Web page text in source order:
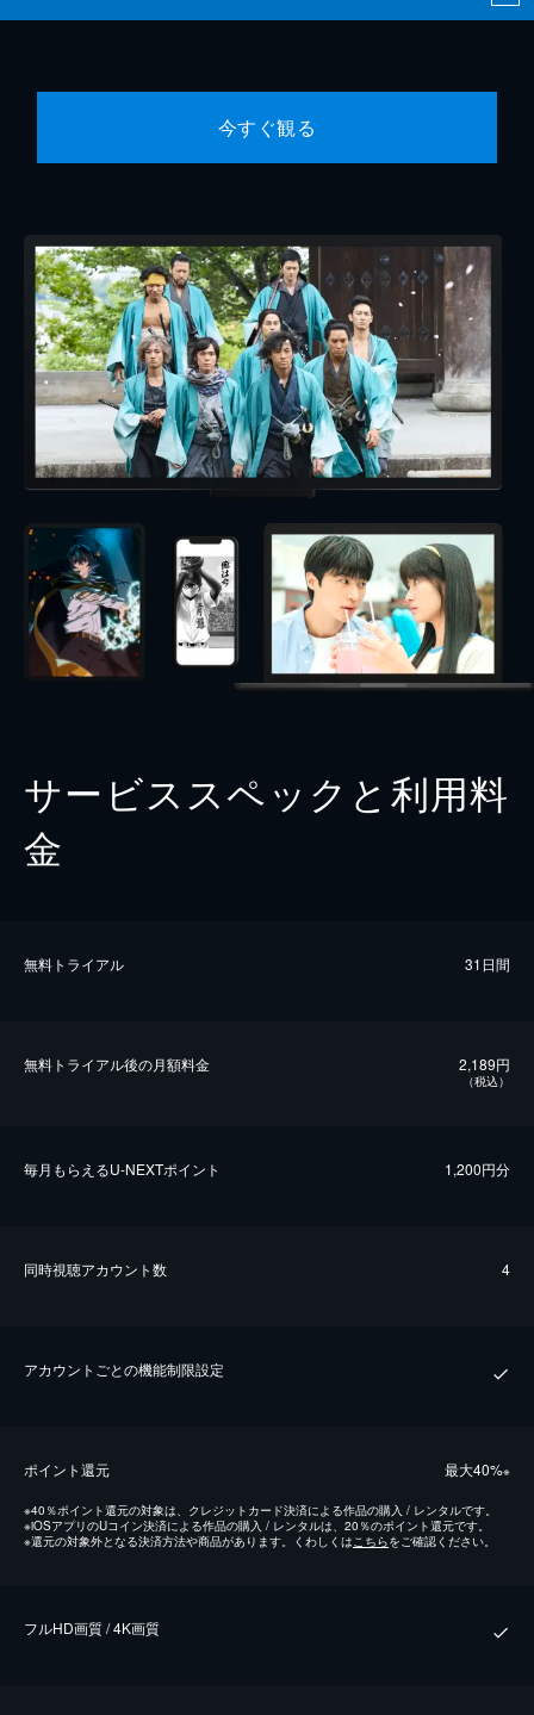
今すぐ観る
サービススペックと利用料
金
無料トライアル 31日間
無料トライアル後の⽉額料金 2,189円
（税込）
毎⽉もらえるU-NEXTポイント 1,200円分
同時視聴アカウント数 4
アカウントごとの機能制限設定
ポイント還元 最⼤40%※
※40％ポイント還元の対象は、クレジットカード決済による作品の購入 / レンタルです。
※iOSアプリのUコイン決済による作品の購入 / レンタルは、20％のポイント還元です。
※還元の対象外となる決済方法や商品があります。くわしくはこちらをご確認ください。
フルHD画質 / 4K画質